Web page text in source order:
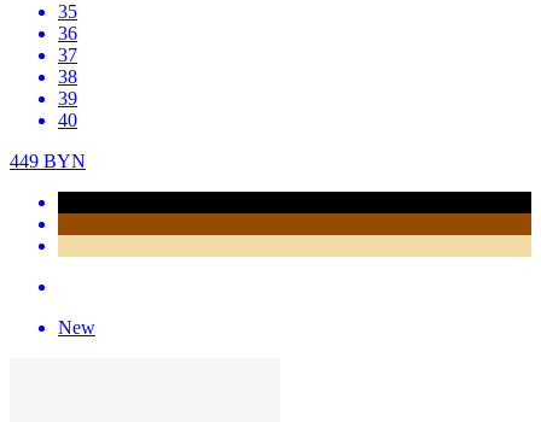
35
36
37
38
39
40
449 BYN
New